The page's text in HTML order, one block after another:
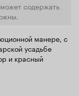
содержать
манере, с
усадьбе
и красный